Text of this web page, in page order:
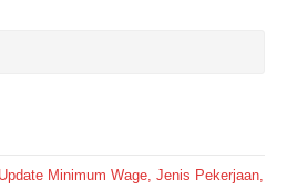
Minimum Wage, Jenis Pekerjaan,